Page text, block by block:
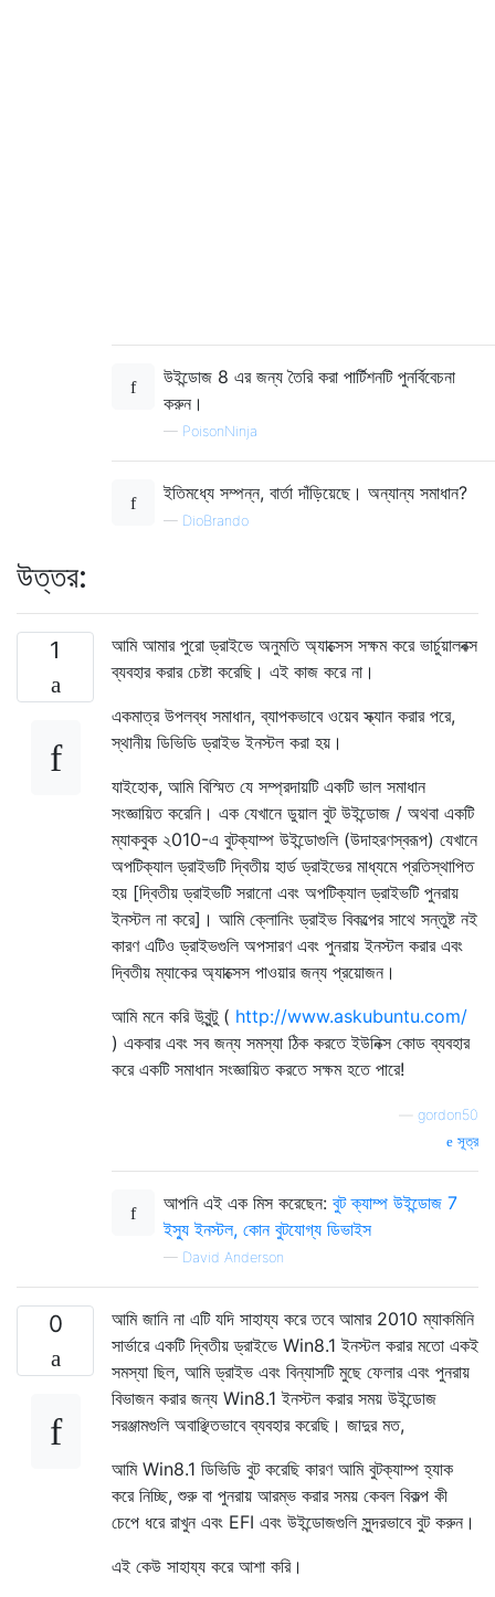
উইন্ডোজ 8 এর জন্য তৈরি করা পার্টিশনটি পুনর্বিবেচনা
করুন।
— PoisonNinja
ইতিমধ্যে সম্পন্ন, বার্তা দাঁড়িয়েছে। অন্যান্য সমাধান?
— DioBrando
উত্তর:
1
আমি আমার পুরো ড্রাইভে অনুমতি অ্যাক্সেস সক্ষম করে ভার্চুয়ালবক্স
ব্যবহার করার চেষ্টা করেছি। এই কাজ করে না।
একমাত্র উপলব্ধ সমাধান, ব্যাপকভাবে ওয়েব স্ক্যান করার পরে,
স্থানীয় ডিভিডি ড্রাইভ ইনস্টল করা হয়।
যাইহোক, আমি বিস্মিত যে সম্প্রদায়টি একটি ভাল সমাধান
সংজ্ঞায়িত করেনি। এক যেখানে ডুয়াল বুট উইন্ডোজ / অথবা একটি
ম্যাকবুক ২010-এ বুটক্যাম্প উইন্ডোগুলি (উদাহরণস্বরূপ) যেখানে
অপটিক্যাল ড্রাইভটি দ্বিতীয় হার্ড ড্রাইভের মাধ্যমে প্রতিস্থাপিত
হয় [দ্বিতীয় ড্রাইভটি সরানো এবং অপটিক্যাল ড্রাইভটি পুনরায়
ইনস্টল না করে]। আমি ক্লোনিং ড্রাইভ বিকল্পের সাথে সন্তুষ্ট নই
কারণ এটিও ড্রাইভগুলি অপসারণ এবং পুনরায় ইনস্টল করার এবং
দ্বিতীয় ম্যাকের অ্যাক্সেস পাওয়ার জন্য প্রয়োজন।
আমি মনে করি উবুন্টু ( http://www.askubuntu.com/
) একবার এবং সব জন্য সমস্যা ঠিক করতে ইউনিক্স কোড ব্যবহার
করে একটি সমাধান সংজ্ঞায়িত করতে সক্ষম হতে পারে!
gordon50
সূত্র
আপনি এই এক মিস করেছেন: বুট ক্যাম্প উইন্ডোজ 7
ইস্যু ইনস্টল, কোন বুটযোগ্য ডিভাইস
— David Anderson
0
আমি জানি না এটি যদি সাহায্য করে তবে আমার 2010 ম্যাকমিনি
সার্ভারে একটি দ্বিতীয় ড্রাইভে Win8.1 ইনস্টল করার মতো একই
সমস্যা ছিল, আমি ড্রাইভ এবং বিন্যাসটি মুছে ফেলার এবং পুনরায়
বিভাজন করার জন্য Win8.1 ইনস্টল করার সময় উইন্ডোজ
সরঞ্জামগুলি অবাঞ্ছিতভাবে ব্যবহার করেছি। জাদুর মত,
আমি Win8.1 ডিভিডি বুট করেছি কারণ আমি বুটক্যাম্প হ্যাক
করে নিচ্ছি, শুরু বা পুনরায় আরম্ভ করার সময় কেবল বিকল্প কী
চেপে ধরে রাখুন এবং EFI এবং উইন্ডোজগুলি সুন্দরভাবে বুট করুন।
এই কেউ সাহায্য করে আশা করি।